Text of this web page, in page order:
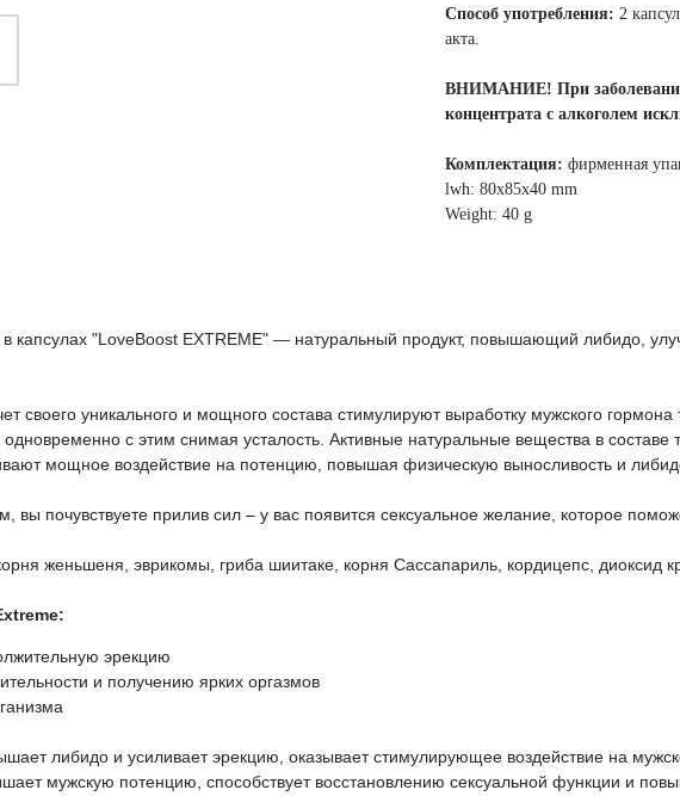
Способ употребления: 2
акта.
ВНИМАНИЕ! При
концентрата с алкоголем
Комплектация: фирменная
lwh: 80x85x40 mm
Weight: 40 g
капсулах "LoveBoost EXTREME" — натуральный продукт, повышающий либидо,
своего уникального и мощного состава стимулируют выработку мужского
с этим снимая усталость. Активные натуральные вещества в составе
мощное воздействие на потенцию, повышая физическую выносливость и
вы почувствуете прилив сил – у вас появится сексуальное желание, которое
корня женьшеня, эврикомы, гриба шиитаке, корня Сассапариль, кордицепс, диоксид
эрекцию
и получению ярких оргазмов
либидо и усиливает эрекцию, оказывает стимулирующее воздействие на
мужскую потенцию, способствует восстановлению сексуальной функции и